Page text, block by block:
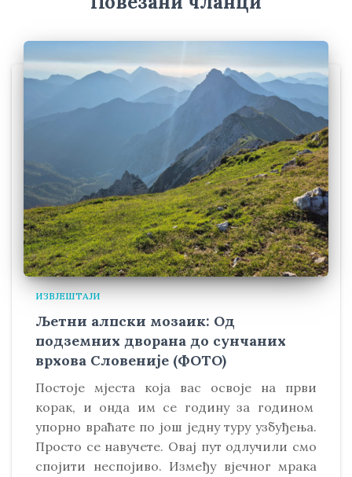
ИЗВЈЕШТАЈИ
Љетни алпски мозаик: Од
подземних дворана до сунчаних
врхова Словеније (ФОТО)
Постоје мјеста која вас освоје на први
корак, и онда им се годину за годином
упорно враћате по још једну туру узбуђења.
Просто се навучете. Овај пут одлучили смо
спојити неспојиво. Између вјечног мрака